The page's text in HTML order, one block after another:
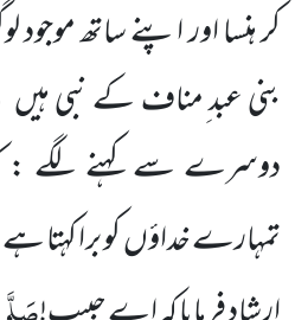
کر ہنسا اور اپنے ساتھ
بنی عبد ِمناف کے نبی
دوسرے سے کہنے لگے :
تمہارے خداؤں کو برا کہتا